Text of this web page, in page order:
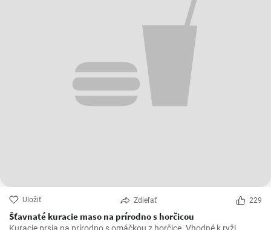
Uložiť Zdieľať 229
Šťavnaté kuracie maso na prírodno s horčicou